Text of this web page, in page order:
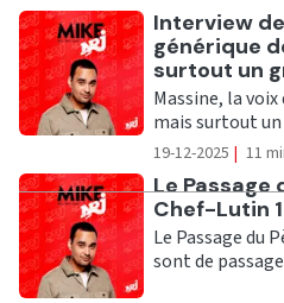
Ecouter
Interview
générique
surtout un
Massine, la
mais surtout
19-12-2025 | 11
Ecouter
Le Passage
Chef-Lutin
Le Passage du
sont de